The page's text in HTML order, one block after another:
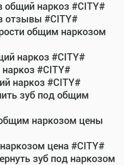
общий наркоз #CITY#
отзывы #CITY#
общим наркозом
наркоз #CITY#
#CITY#
наркоз #CITY#
зуб под общим
наркозом цены
цена #CITY#
зуб под наркозом